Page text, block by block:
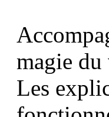
magie
Les